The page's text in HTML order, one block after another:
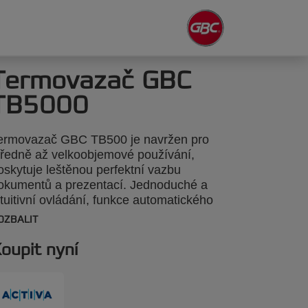
GBC
GBC TB500 je navržen pro
až velkoobjemové používání,
leštěnou perfektní vazbu
a prezentací. Jednoduché a
ovládání, funkce automatického
pokud není vložen žádný
500 listů formátu A4 s gramáží 70 g/m2
jediného dokumentu nebo několik
a všestrannost při profesionální
nyní